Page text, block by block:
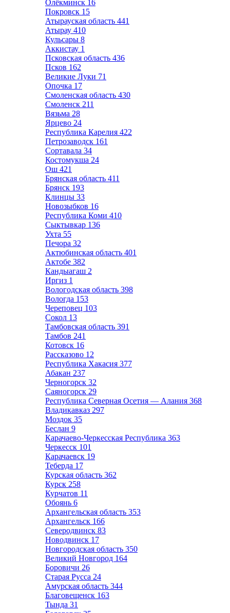
Олёкминск 16
Покровск 15
Атырауская область 441
Атырау 410
Кульсары 8
Аккистау 1
Псковская область 436
Псков 162
Великие Луки 71
Опочка 17
Смоленская область 430
Смоленск 211
Вязьма 28
Ярцево 24
Республика Карелия 422
Петрозаводск 161
Сортавала 34
Костомукша 24
Ош 421
Брянская область 411
Брянск 193
Клинцы 33
Новозыбков 16
Республика Коми 410
Сыктывкар 136
Ухта 55
Печора 32
Актюбинская область 401
Актобе 382
Кандыагаш 2
Иргиз 1
Вологодская область 398
Вологда 153
Череповец 103
Сокол 13
Тамбовская область 391
Тамбов 241
Котовск 16
Рассказово 12
Республика Хакасия 377
Абакан 237
Черногорск 32
Саяногорск 29
Республика Северная Осетия — Алания 368
Владикавказ 297
Моздок 35
Беслан 9
Карачаево-Черкесская Республика 363
Черкесск 101
Карачаевск 19
Теберда 17
Курская область 362
Курск 258
Курчатов 11
Обоянь 6
Архангельская область 353
Архангельск 166
Северодвинск 83
Новодвинск 17
Новгородская область 350
Великий Новгород 164
Боровичи 26
Старая Русса 24
Амурская область 344
Благовещенск 163
Тында 31